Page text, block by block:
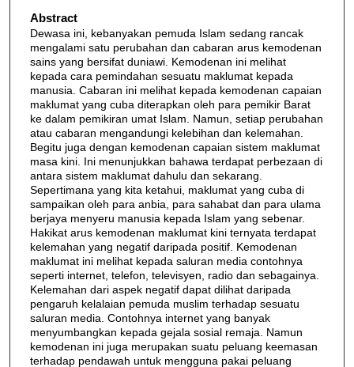
Abstract
Dewasa ini, kebanyakan pemuda Islam sedang rancak
mengalami satu perubahan dan cabaran arus kemodenan
sains yang bersifat duniawi. Kemodenan ini melihat
kepada cara pemindahan sesuatu maklumat kepada
manusia. Cabaran ini melihat kepada kemodenan capaian
maklumat yang cuba diterapkan oleh para pemikir Barat
ke dalam pemikiran umat Islam. Namun, setiap perubahan
atau cabaran mengandungi kelebihan dan kelemahan.
Begitu juga dengan kemodenan capaian sistem maklumat
masa kini. Ini menunjukkan bahawa terdapat perbezaan di
antara sistem maklumat dahulu dan sekarang.
Sepertimana yang kita ketahui, maklumat yang cuba di
sampaikan oleh para anbia, para sahabat dan para ulama
berjaya menyeru manusia kepada Islam yang sebenar.
Hakikat arus kemodenan maklumat kini ternyata terdapat
kelemahan yang negatif daripada positif. Kemodenan
maklumat ini melihat kepada saluran media contohnya
seperti internet, telefon, televisyen, radio dan sebagainya.
Kelemahan dari aspek negatif dapat dilihat daripada
pengaruh kelalaian pemuda muslim terhadap sesuatu
saluran media. Contohnya internet yang banyak
menyumbangkan kepada gejala sosial remaja. Namun
kemodenan ini juga merupakan suatu peluang keemasan
terhadap pendawah untuk mengguna pakai peluang